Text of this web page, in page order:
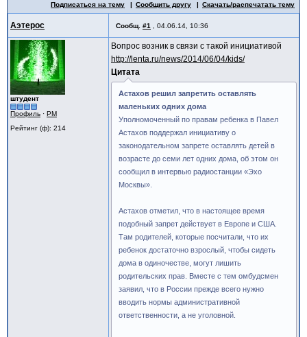
Подписаться на тему Сообщить другу Скачать/распечатать тему
Аэтерос Сообщ. #1 04.06.14, 10:36
штудент
Профиль · PM
Рейтинг (ф): 214
Вопрос возник в связи с такой инициативой
http://lenta.ru/news/2014/06/04/kids/
Цитата
Астахов решил запретить оставлять
маленьких одних дома
Уполномоченный по правам ребенка в Павел
Астахов поддержал инициативу о
законодательном запрете оставлять детей в
возрасте до семи лет одних дома, об этом он
сообщил в интервью радиостанции «Эхо
Москвы».
Астахов отметил, что в настоящее время
подобный запрет действует в Европе и США.
Там родителей, которые посчитали, что их
ребенок достаточно взрослый, чтобы сидеть
дома в одиночестве, могут лишить
родительских прав. Вместе с тем омбудсмен
заявил, что в России прежде всего нужно
вводить нормы административной
ответственности, а не уголовной.